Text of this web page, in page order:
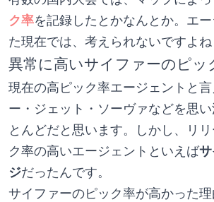
ク率を記録したとかなんとか。エ
た現在では、考えられないですよね
異常に高いサイファーのピッ
現在の高ピック率エージェントと
ー・ジェット・ソーヴァなどを思
とんどだと思います。しかし、リ
ク率の高いエージェントといえば
ジだったんです。
サイファーのピック率が高かった理